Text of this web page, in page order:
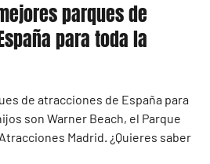
parques de
para toda la
de atracciones de España para
son Warner Beach, el Parque
Madrid. ¿Quieres saber